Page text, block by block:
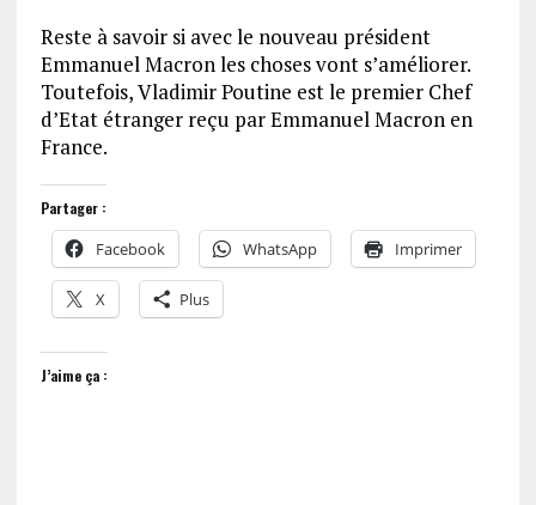
Reste à savoir si avec le nouveau président
Emmanuel Macron les choses vont s’améliorer.
Toutefois, Vladimir Poutine est le premier Chef
d’Etat étranger reçu par Emmanuel Macron en
France.
Partager :
Facebook WhatsApp Imprimer
X Plus
J’aime ça :